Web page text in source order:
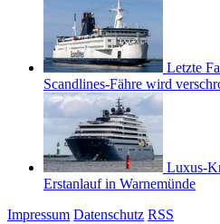
Letzte
Scandlines-Fähre wird
Luxus-
Erstanlauf in Warnemünde
Impressum Datenschutz RSS